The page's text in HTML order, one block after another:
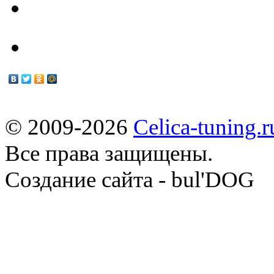
© 2009-2026 Celica-
Все права защищены.
Cоздание сайта - bul'DOG